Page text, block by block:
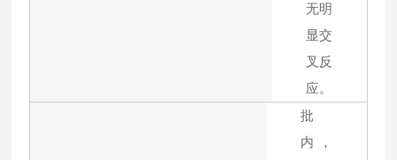
无明
显交
叉反
应。
批
内，